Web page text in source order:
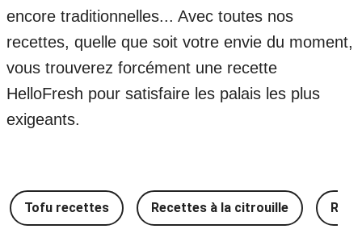
encore traditionnelles... Avec toutes nos
recettes, quelle que soit votre envie du moment,
vous trouverez forcément une recette
HelloFresh pour satisfaire les palais les plus
exigeants.
Tofu recettes Recettes à la citrouille